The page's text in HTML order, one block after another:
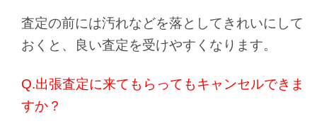
査定の前には汚れなどを落としてきれいにして
おくと、良い査定を受けやすくなります。
Q.出張査定に来てもらってもキャンセルできま
すか？